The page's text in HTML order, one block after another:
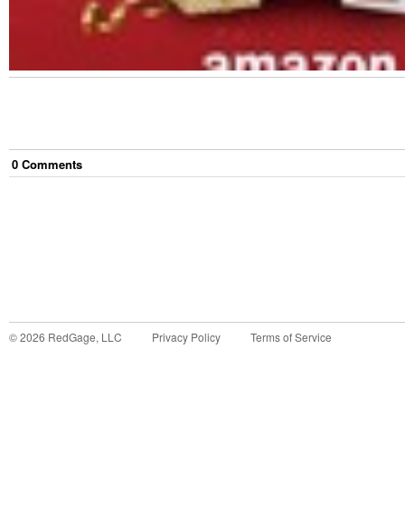
0 Comments
©2026 RedGage, LLC Privacy Policy Terms of Service